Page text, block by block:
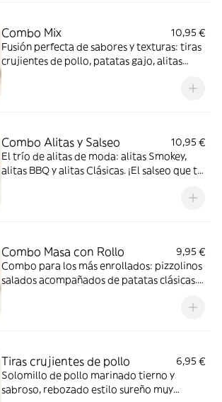
Combo Mix
10,95 €
Fusión perfecta de sabores y texturas: tiras
crujientes de pollo, patatas gajo, alitas
Combo Alitas y Salseo
10,95 €
El trío de alitas de moda: alitas Smokey,
alitas BBQ y alitas Clásicas. ¡El salseo que tu
Combo Masa con Rollo
9,95 €
Combo para los más enrollados: pizzolinos
salados acompañados de patatas clásicas.
Tiras crujientes de pollo
6,95 €
Solomillo de pollo marinado tierno y
sabroso, rebozado estilo sureño muy